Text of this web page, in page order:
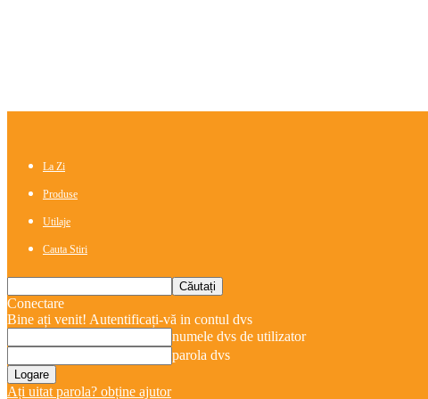
La Zi
Produse
Utilaje
Cauta Stiri
Conectare
Bine ați venit! Autentificați-vă in contul dvs
numele dvs de utilizator
parola dvs
Ați uitat parola? obține ajutor